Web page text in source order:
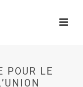
POUR LE